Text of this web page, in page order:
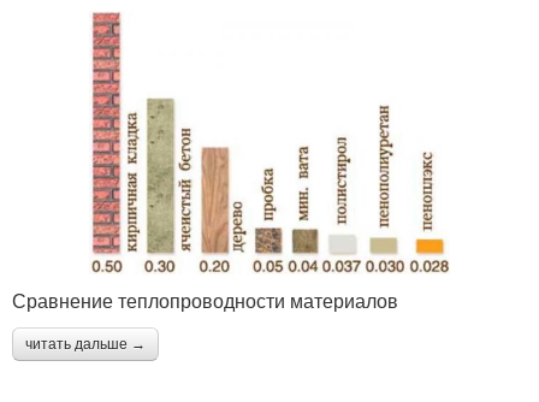
Сравнение теплопроводности материалов
читать дальше →